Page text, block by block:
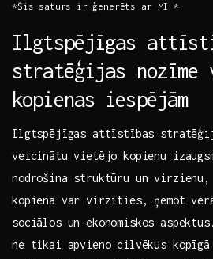
*Šis saturs ⁤ir ģenerēts ar‍ MI.*
Ilgtspējīgas
stratēģijas nozīme
kopienas iespējām
Ilgtspējīgas attīstības
veicinātu vietējo kopienu
nodrošina struktūru un
kopiena var virzīties, ņemot‌
sociālos un‍ ekonomiskos⁤
ne ‍tikai apvieno cilvēkus